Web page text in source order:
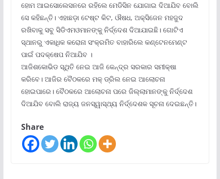
ହୋମ ଆଇସୋଲେସନରେ ରହିଲେ ମେଡିସିନ ଯୋଗାଇ ଦିଆଯିବ ବୋଲି
ସେ କହିଛନ୍ତି। ଏହାଛଡ଼ା ଟେଷ୍ଟ କିଟ, ଔଷଧ, ଅକ୍ସିଜେନ ମହଜୁଦ
ରଖିବାକୁ ସବୁ ସିଡିଏମଓମାନଙ୍କୁ ନିର୍ଦ୍ଦେଶ ଦିଆଯାଇଛି। ଗୋଟିଏ
ସ୍ଥାନରୁ ଏକାଧିକ କରୋନା ସଂକ୍ରମିତ ବାହାରିଲେ କଣ୍ଟେନମେଣ୍ଟ
ପାଇଁ ପଦକ୍ଷେପ ନିଆଯିବ ।
ଆଜିଶକୋଭିଡ ସ୍ଥିତି ନେଇ ଆଜି କେନ୍ଦ୍ର ସରକାର ସମୀକ୍ଷା
କରିବେ। ଆଜିର ବୈଠକରେ ମକ୍ ଡ୍ରିଲ ନେଇ ଆଲୋଚନା
ହୋଇପାରେ। ବୈଠକରେ ଆଲୋଚନା ପରେ ଜିଲ୍ଲାମାନଙ୍କୁ ନିର୍ଦ୍ଦେଶ
ଦିଆଯିବ ବୋଲି ରାଜ୍ୟ ଜନସ୍ୱାସ୍ଥ୍ୟ ନିର୍ଦ୍ଦେଶକ ସୂଚନା ଦେଇଛନ୍ତି।
Share